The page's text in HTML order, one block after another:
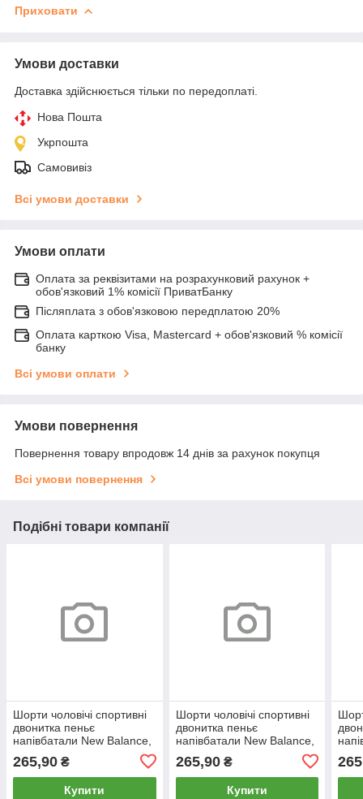
Приховати
Умови доставки
Доставка здійснюється тільки по передоплаті.
Нова Пошта
Укрпошта
Самовивіз
Всі умови доставки
Умови оплати
Оплата за реквізитами на розрахунковий рахунок +
обов'язковий 1% комісії ПриватБанку
Післяплата з обов'язковою передплатою 20%
Оплата карткою Visa, Mastercard + обов'язковий % комісії
банку
Всі умови оплати
Умови повернення
Повернення товару впродовж 14 днів за рахунок покупця
Всі умови повернення
Подібні товари компанії
Шорти чоловічі спортивні
двонитка пеньє
напівбатали New Balance,
розміри 50-58, сині, 12408
265,90 ₴
Купити
Шорти чоловічі спортивні
двонитка пеньє
напівбатали New Balance,
розміри 50-58, темно-сірі,
12405
265,90₴
Купити